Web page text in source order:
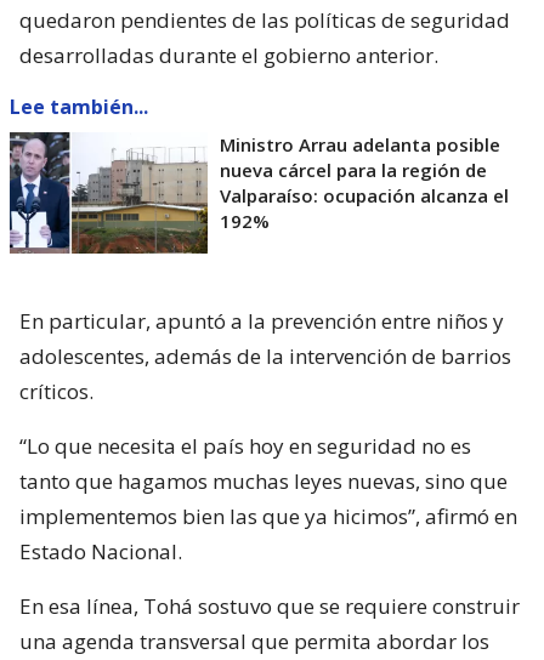
quedaron pendientes de las políticas de seguridad
desarrolladas durante el gobierno anterior.
Lee también...
Ministro Arrau adelanta posible
nueva cárcel para la región de
Valparaíso: ocupación alcanza el
192%
En particular, apuntó a la prevención entre niños y
adolescentes, además de la intervención de barrios
críticos.
“Lo que necesita el país hoy en seguridad no es
tanto que hagamos muchas leyes nuevas, sino que
implementemos bien las que ya hicimos”, afirmó en
Estado Nacional.
En esa línea, Tohá sostuvo que se requiere construir
una agenda transversal que permita abordar los